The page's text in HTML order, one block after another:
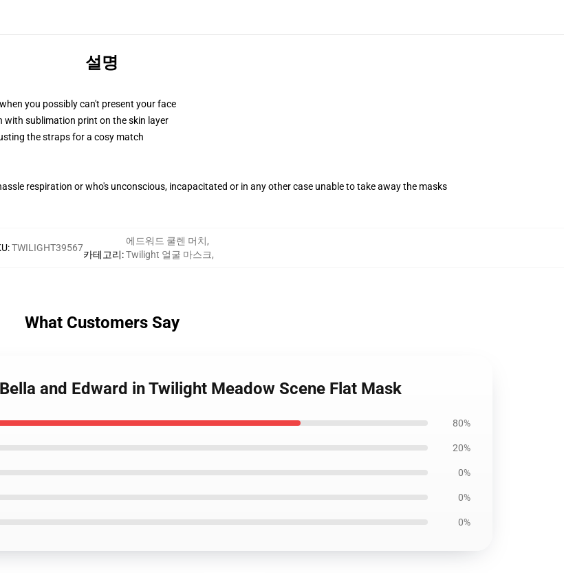
설명
you possibly can't present your face
with sublimation print on the skin layer
the straps for a cosy match
respiration or who's unconscious, incapacitated or in any other case unable to take away the masks
:TWILIGHT39567
카테고리:
에드워드 쿨렌 머치,
Twilight 얼굴 마스크,
What Customers Say
and Edward in Twilight Meadow Scene Flat Mask
80%
20%
0%
0%
0%